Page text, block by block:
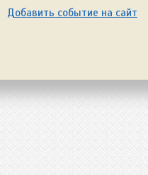
Добавить событие на сайт